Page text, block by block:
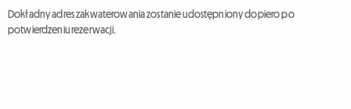
Dokładny adres zakwaterowania zostanie udostępniony dopiero po
potwierdzeniu rezerwacji.